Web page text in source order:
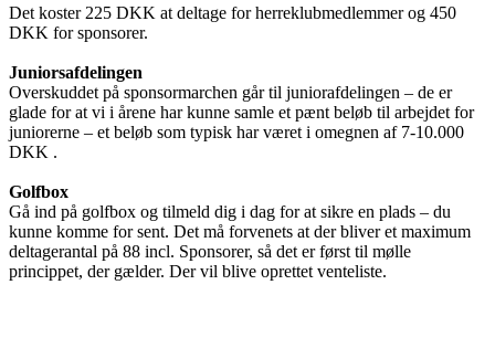
Det koster 225 DKK at deltage for herreklubmedlemmer og 450
DKK for sponsorer.
Juniorsafdelingen
Overskuddet på sponsormarchen går til juniorafdelingen – de er
glade for at vi i årene har kunne samle et pænt beløb til arbejdet for
juniorerne – et beløb som typisk har været i omegnen af 7-10.000
DKK .
Golfbox
Gå ind på golfbox og tilmeld dig i dag for at sikre en plads – du
kunne komme for sent. Det må forvenets at der bliver et maximum
deltagerantal på 88 incl. Sponsorer, så det er først til mølle
princippet, der gælder. Der vil blive oprettet venteliste.